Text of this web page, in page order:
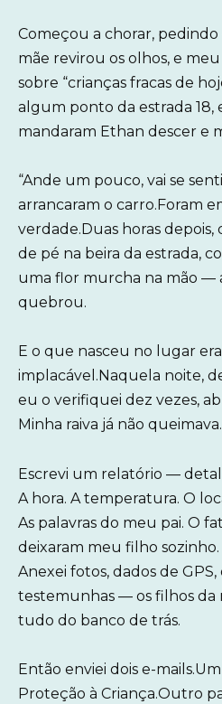
Começou a chorar, pedindo
mãe revirou os olhos, e
sobre “crianças fracas de
algum ponto da estrada 18,
mandaram Ethan descer e
“Ande um pouco, vai se
arrancaram o carro.Foram
verdade.Duas horas
de pé na beira da estrada,
uma flor murcha na mão —
quebrou.
E o que nasceu no lugar
implacável.Naquela noite,
eu o verifiquei dez vezes,
Minha raiva já não
Escrevi um relatório —
A hora. A temperatura. O
As palavras do meu pai. O
deixaram meu filho sozinho.
Anexei fotos, dados de GPS,
testemunhas — os filhos da
tudo do banco de trás.
Então enviei dois e-
Proteção à Criança.Outro